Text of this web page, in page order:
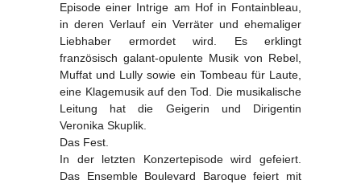
Episode einer Intrige am Hof in Fontainbleau,
in deren Verlauf ein Verräter und ehemaliger
Liebhaber ermordet wird. Es erklingt
französisch galant-opulente Musik von Rebel,
Muffat und Lully sowie ein Tombeau für Laute,
eine Klagemusik auf den Tod. Die musikalische
Leitung hat die Geigerin und Dirigentin
Veronika Skuplik.
Das Fest.
In der letzten Konzertepisode wird gefeiert.
Das Ensemble Boulevard Baroque feiert mit